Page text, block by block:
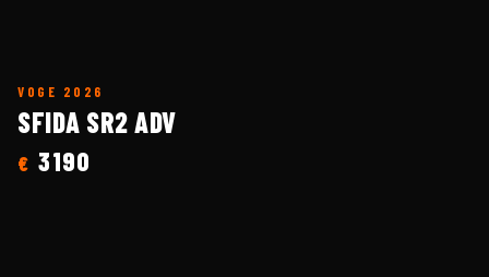
VOGE 2026
SFIDA SR2 ADV
€ 3190